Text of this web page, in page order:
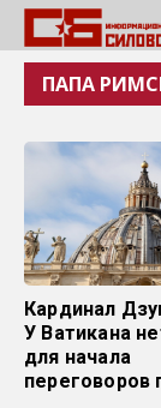
ПАПА
Кардинал
У Ватикана
для начала
переговоров